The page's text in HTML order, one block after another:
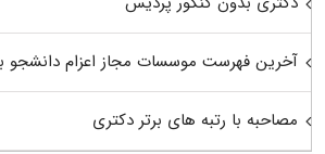
آخرین فهرست موسسات مجاز اعزام دانشجو
مصاحبه با رتبه های برتر دکتری